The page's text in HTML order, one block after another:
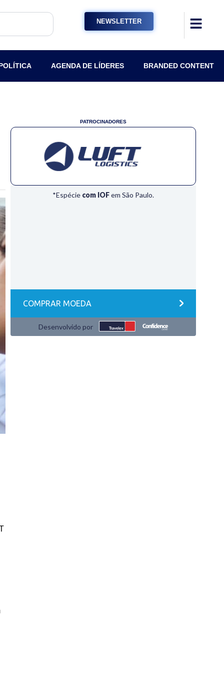
NEWSLETTER
AGENDA DE LÍDERES BRANDED CONTENT
PATROCINADORES